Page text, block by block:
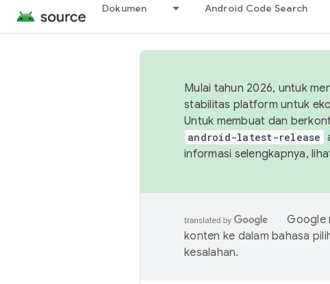
Dokumen Android Code Search
Mulai tahun 2026, untuk
stabilitas platform untuk
Untuk membuat dan
android-latest-release
informasi selengkapnya,
Google
konten ke dalam bahasa
kesalahan.